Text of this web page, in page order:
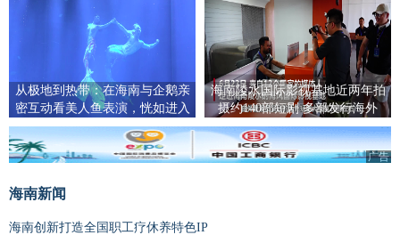
从极地到热带：在海南与企鹅亲
密互动看美人鱼表演，恍如进入
宫崎骏童话世界
海南陵水国际影视基地近两年拍
摄约140部短剧 多部发行海外
广告
海南新闻
海南创新打造全国职工疗休养特色IP